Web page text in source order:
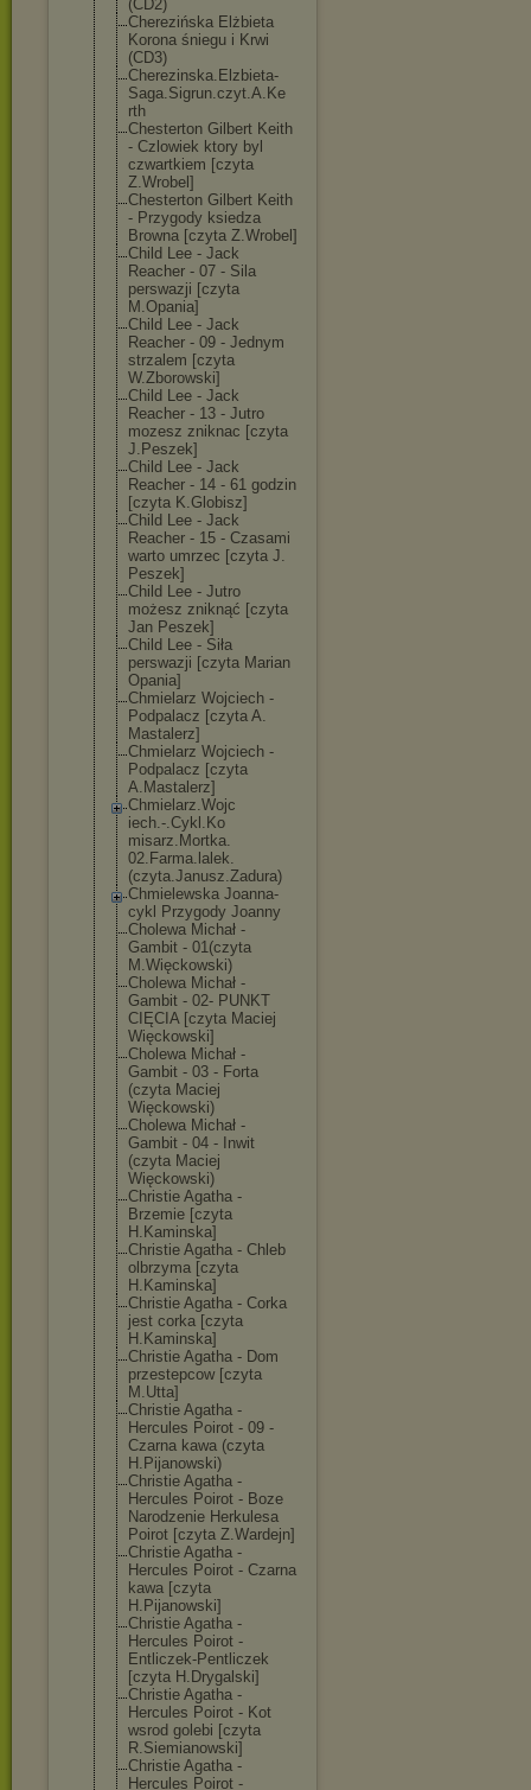
(CD2)
Cherezińska Elżbieta
Korona śniegu i Krwi
(CD3)
Cherezinska.El zbieta-
Saga.Sigrun.czyt.A.Ke
rth
Chesterton Gilbert Keith
- Czlowiek ktory byl
czwartkiem [czyta
Z.Wrobel]
Chesterton Gilbert Keith
- Przygody ksiedza
Browna [czyta Z.Wrobel]
Child Lee - Jack
Reacher - 07 - Sila
perswazji [czyta
M.Opania]
Child Lee - Jack
Reacher - 09 - Jednym
strzalem [czyta
W.Zborowski]
Child Lee - Jack
Reacher - 13 - Jutro
mozesz zniknac [czyta
J.Peszek]
Child Lee - Jack
Reacher - 14 - 61 godzin
[czyta K.Globisz]
Child Lee - Jack
Reacher - 15 - Czasami
warto umrzec [czyta J.
Peszek]
Child Lee - Jutro
możesz zniknąć [czyta
Jan Peszek]
Child Lee - Siła
perswazji [czyta Marian
Opania]
Chmielarz Wojciech -
Podpalacz [czyta A.
Mastalerz]
Chmielarz Wojciech -
Podpalacz [czyta
A.Mastalerz]
Chmielarz.Wojc
iech.-.Cykl.Ko
misarz.Mortka.
02.Farma.lalek.
(czyta.Janusz.Zadura)
Chmielewska Joanna-
cykl Przygody Joanny
Cholewa Michał -
Gambit - 01(czyta
M.Więckowski)
Cholewa Michał -
Gambit - 02- PUNKT
CIĘCIA [czyta Maciej
Więckowski]
Cholewa Michał -
Gambit - 03 - Forta
(czyta Maciej
Więckowski)
Cholewa Michał -
Gambit - 04 - Inwit
(czyta Maciej
Więckowski)
Christie Agatha -
Brzemie [czyta
H.Kaminska]
Christie Agatha - Chleb
olbrzyma [czyta
H.Kaminska]
Christie Agatha - Corka
jest corka [czyta
H.Kaminska]
Christie Agatha - Dom
przestepcow [czyta
M.Utta]
Christie Agatha -
Hercules Poirot - 09 -
Czarna kawa (czyta
H.Pijanowski)
Christie Agatha -
Hercules Poirot - Boze
Narodzenie Herkulesa
Poirot [czyta Z.Wardejn]
Christie Agatha -
Hercules Poirot - Czarna
kawa [czyta
H.Pijanowski]
Christie Agatha -
Hercules Poirot -
Entliczek-Pent liczek
[czyta H.Drygalski]
Christie Agatha -
Hercules Poirot - Kot
wsrod golebi [czyta
R.Siemianowski]
Christie Agatha -
Hercules Poirot -